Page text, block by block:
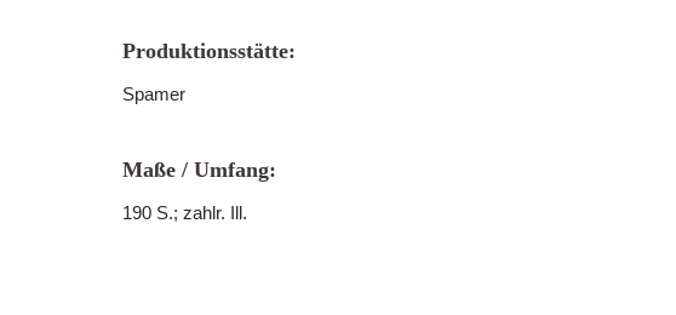
Produktionsstätte:
Spamer
Maße / Umfang:
190 S.; zahlr. Ill.